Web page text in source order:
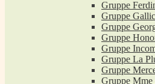
Gruppe
Gruppe
Gruppe
Gruppe
Gruppe
Gruppe La
Gruppe
Gruppe Mme